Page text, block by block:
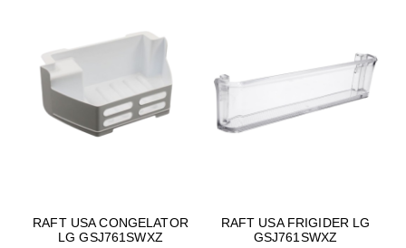
RAFT USA CONGELATOR
LG GSJ761SWXZ
RAFT USA FRIGIDER LG
GSJ761SWXZ